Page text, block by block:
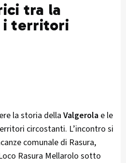
tra la
i territori
la storia della Valgerolae le
circostanti. L’incontro si
comunale di Rasura,
Rasura Mellarolo sotto